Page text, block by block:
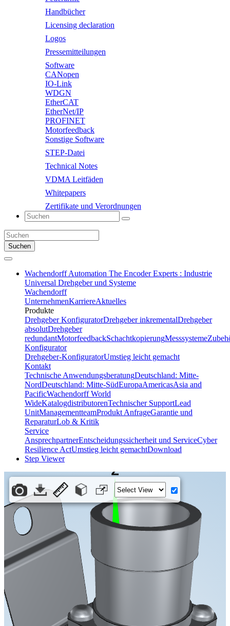
Handbücher
Licensing declaration
Logos
Pressemitteilungen
Software
CANopen
IO-Link
WDGN
EtherCAT
EtherNet/IP
PROFINET
Motorfeedback
Sonstige Software
STEP-Datei
Technical Notes
VDMA Leitfäden
Whitepapers
Zertifikate und Verordnungen
Suchen
Wachendorff Automation The Encoder Experts : Industrie
Universal Drehgeber und Systeme
Wachendorff
UnternehmenKarriereAktuelles
Produkte
Drehgeber KonfiguratorDrehgeber inkrementalDrehgeber
absolutDrehgeber
redundantMotorfeedbackSchachtkopierungMesssysteme
Konfigurator
Drehgeber-KonfiguratorUmstieg leicht gemacht
Kontakt
Technische AnwendungsberatungDeutschland: Mitte-
NordDeutschland: Mitte-SüdEuropaAmericasAsia and
PacificWachendorff World
WideKatalogdistributorenTechnischer SupportLead
UnitManagementteamProdukt AnfrageGarantie und
ReparaturLob & Kritik
Service
AnsprechpartnerEntscheidungssicherheit und ServiceCyber
Resilience ActUmstieg leicht gemachtDownload
Step Viewer